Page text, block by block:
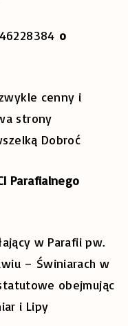
o
cenny i
strony
Dobroć
Parafialnego
w Parafii pw.
– Świniarach w
obejmując
i Lipy